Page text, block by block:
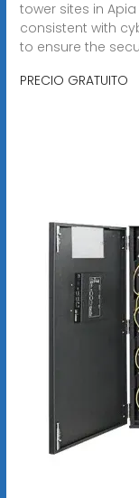
tower sites in
consistent with
to ensure the
PRECIO GRATUITO